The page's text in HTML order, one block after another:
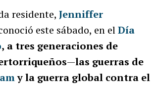
residente, Jenniffer
este sábado, en elDía
, a tres generaciones de
—las guerras de
y la guerra global contra el